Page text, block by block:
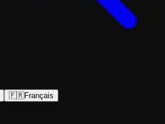
🇫🇷Français